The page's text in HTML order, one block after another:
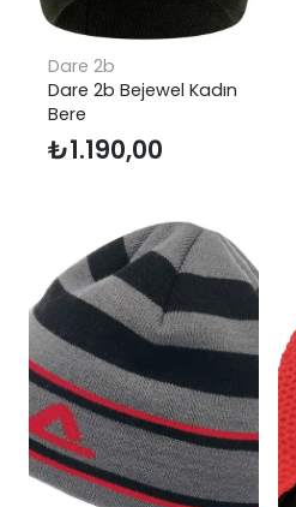
Dare 2b
Dare 2b Bejewel Kadın
Bere
₺1.190,00